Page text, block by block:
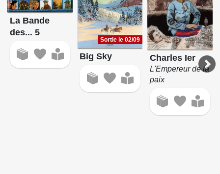
La Bande
des... 5
Sortie le 02/09
Big Sky Charles Ier
L'Empereur de la
paix